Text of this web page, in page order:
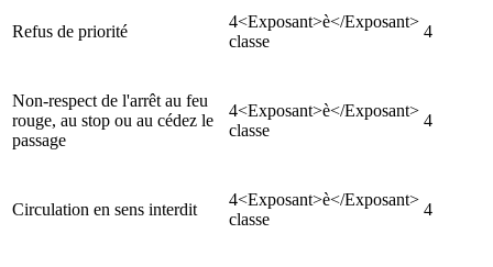
Refus de priorité
4<Exposant>è</Exposant>
classe
4
Non-respect de l'arrêt au feu
rouge, au stop ou au cédez le
passage
4<Exposant>è</Exposant>
classe
4
Circulation en sens interdit
4<Exposant>è</Exposant>
classe
4